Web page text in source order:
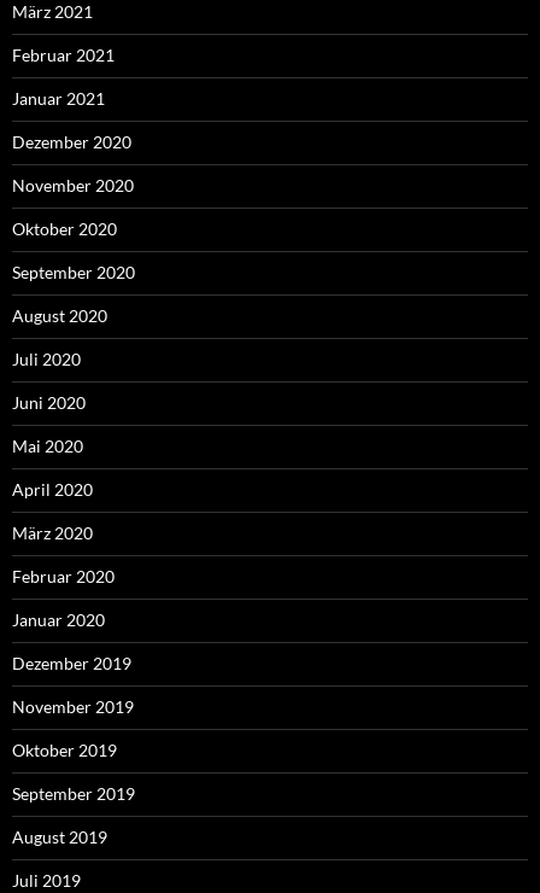
März 2021
Februar 2021
Januar 2021
Dezember 2020
November 2020
Oktober 2020
September 2020
August 2020
Juli 2020
Juni 2020
Mai 2020
April 2020
März 2020
Februar 2020
Januar 2020
Dezember 2019
November 2019
Oktober 2019
September 2019
August 2019
Juli 2019